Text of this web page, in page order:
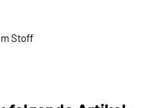
Stoff